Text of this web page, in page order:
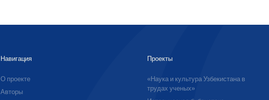
Навигация
О проекте
Авторы
Проекты
«Наука и культура Узбекистана в
трудах ученых»